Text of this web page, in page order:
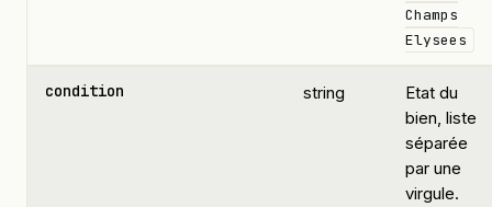
Champs
Elysees
condition string
Etat du
bien, liste
séparée
par une
virgule.